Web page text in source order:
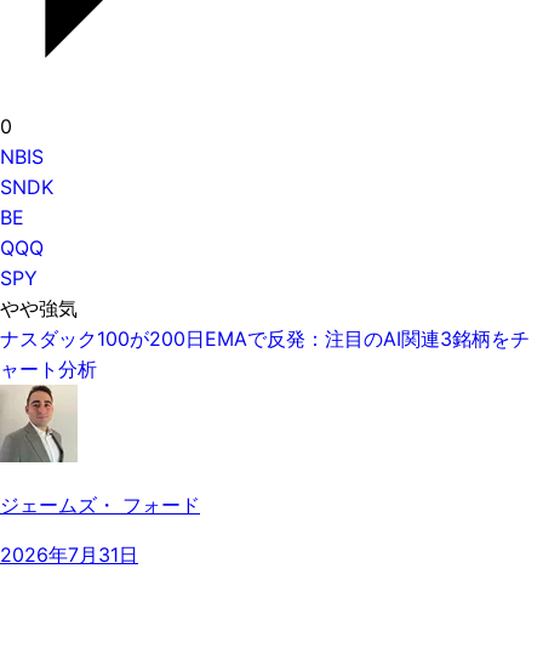
0
NBIS
SNDK
BE
QQQ
SPY
やや強気
ナスダック100が200日EMAで反発：注目のAI関連3銘柄をチ
ャート分析
ジェームズ・ フォード
2026年7月31日